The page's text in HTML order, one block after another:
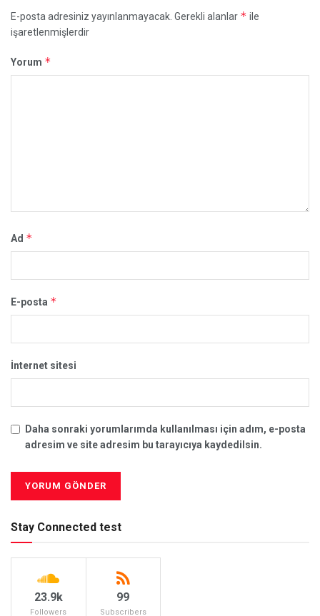
E-posta adresiniz yayınlanmayacak. Gerekli alanlar * ile
işaretlenmişlerdir
Yorum *
Ad *
E-posta *
İnternet sitesi
Daha sonraki yorumlarımda kullanılması için adım, e-posta
adresim ve site adresim bu tarayıcıya kaydedilsin.
Stay Connected test
23.9k
Followers
99
Subscribers